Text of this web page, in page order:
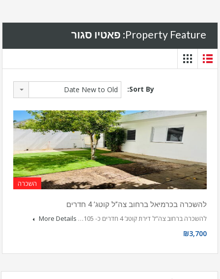
Property Feature: פאטיו סגור
Sort By:
Date New to Old
השכרה
להשכרה בכרמיאל ברחוב צה”ל קוטג’ 4 חדרים
להשכרה ברחוב צה”ל דירת קוטג’ 4 חדרים כ- 105…
More Details
₪3,700